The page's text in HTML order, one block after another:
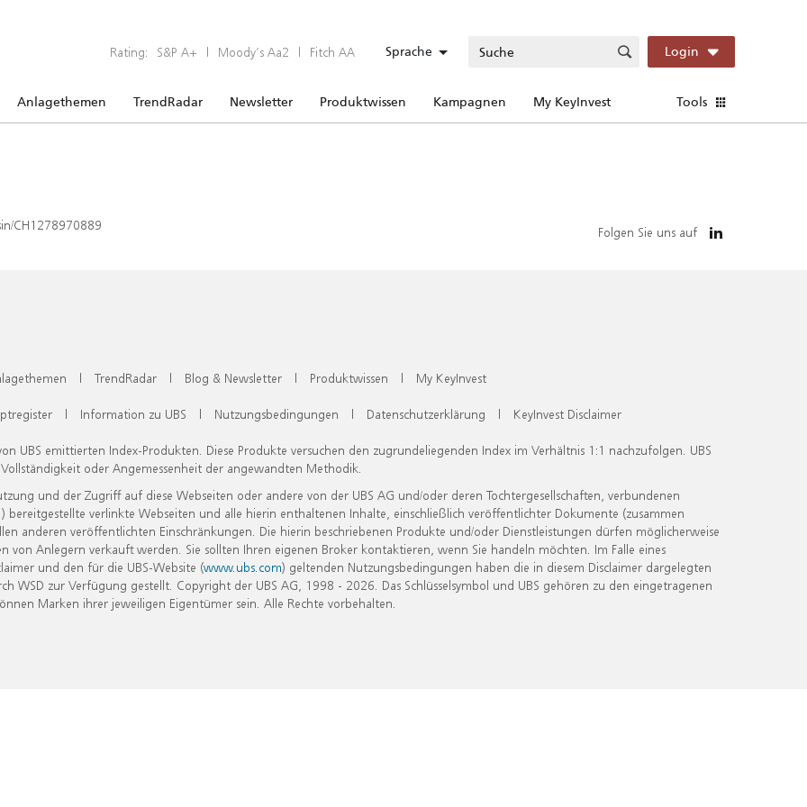
Rating: S&P A+ | Moody’s Aa2 | Fitch AA Sprache Login
Anlagethemen TrendRadar Newsletter Produktwissen Kampagnen My KeyInvest Tools
CH1278970889 Folgen Sie uns auf
| TrendRadar | Blog & Newsletter | Produktwissen | My KeyInvest
| Information zu UBS | Nutzungsbedingungen | Datenschutzerklärung | KeyInvest Disclaimer
UBS emittierten Index-Produkten. Diese Produkte versuchen den zugrundeliegenden Index im Verhältnis 1:1 nachzufolgen. UBS
oder Angemessenheit der angewandten Methodik.
und der Zugriff auf diese Webseiten oder andere von der UBS AG und/oder deren Tochtergesellschaften, verbundenen
verlinkte Webseiten und alle hierin enthaltenen Inhalte, einschließlich veröffentlichter Dokumente (zusammen
anderen veröffentlichten Einschränkungen. Die hierin beschriebenen Produkte und/oder Dienstleistungen dürfen möglicherweise
Anlegern verkauft werden. Sie sollten Ihren eigenen Broker kontaktieren, wenn Sie handeln möchten. Im Falle eines
und den für die UBS-Website (www.ubs.com) geltenden Nutzungsbedingungen haben die in diesem Disclaimer dargelegten
zur Verfügung gestellt. Copyright der UBS AG, 1998 - 2026. Das Schlüsselsymbol und UBS gehören zu den eingetragenen
Marken ihrer jeweiligen Eigentümer sein. Alle Rechte vorbehalten.